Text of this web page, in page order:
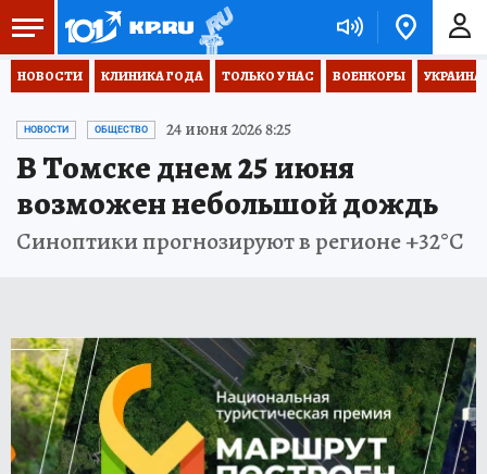
НОВОСТИ КЛИНИКА ГОДА ТОЛЬКО У НАС ВОЕНКОРЫ
НОВОСТИ ОБЩЕСТВО 24 июня 2026 8:25
В Томске днем 25 июня
возможен небольшой дождь
Синоптики прогнозируют в регионе +32°С